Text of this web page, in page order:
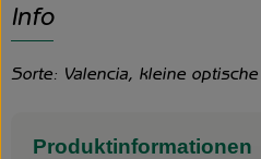
Info
Sorte: Valencia, kleine
Produktinformationen